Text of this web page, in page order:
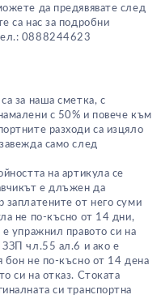
да предявявате след
са нас за подробни
0888244623
за наша сметка, с
с 50% и повече към
разходи са изцяло
само след
на артикула се
е длъжен да
заплатените от него суми
не по-късно от 14 дни,
упражнил правото си на
ЗЗП чл.55 ал.6 и ако е
бон не по-късно от 14 дена
си на отказ. Стоката
си транспортна